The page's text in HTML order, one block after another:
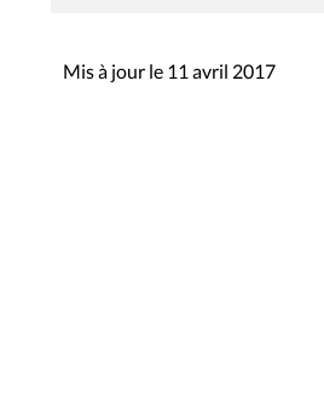
Mis à jour le 11 avril 2017